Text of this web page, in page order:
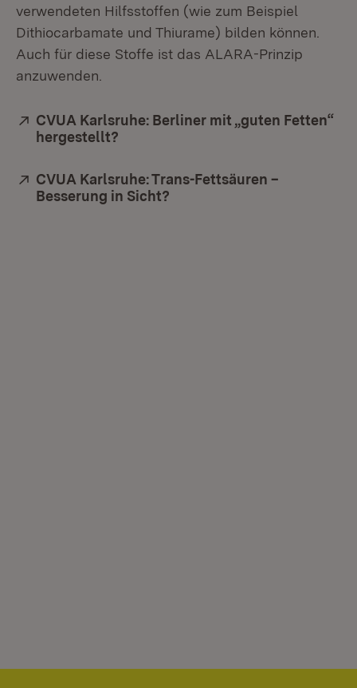
verwendeten Hilfsstoffen (wie zum Beispiel
Dithiocarbamate und Thiurame) bilden können.
Auch für diese Stoffe ist das ALARA-Prinzip
anzuwenden.
Extern:
CVUA Karlsruhe: Berliner mit „guten Fetten“
hergestellt?
Extern:
CVUA Karlsruhe: Trans-Fettsäuren –
Besserung in Sicht?